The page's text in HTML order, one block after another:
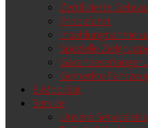
Zertifizierte
Probefahrt
Inzahlungnahme
Spezielle
Gemerkte
E-Mobilität
Service
Unsere